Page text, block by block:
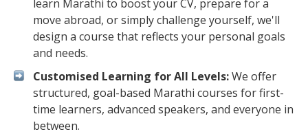
learn Marathi to boost your CV, prepare for a
move abroad, or simply challenge yourself, we'll
design a course that reflects your personal goals
and needs.
Customised Learning for All Levels:We offer
structured, goal-based Marathi courses for first-
time learners, advanced speakers, and everyone in
between.